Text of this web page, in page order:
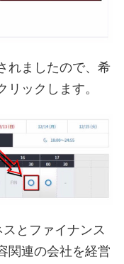
れましたので、希
ックします。
とファイナンス
関連の会社を経営